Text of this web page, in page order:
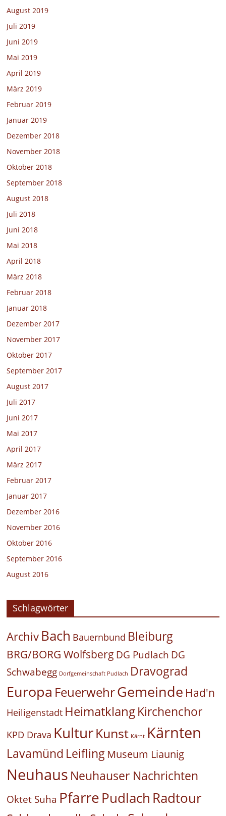
August 2019
Juli 2019
Juni 2019
Mai 2019
April 2019
März 2019
Februar 2019
Januar 2019
Dezember 2018
November 2018
Oktober 2018
September 2018
August 2018
Juli 2018
Juni 2018
Mai 2018
April 2018
März 2018
Februar 2018
Januar 2018
Dezember 2017
November 2017
Oktober 2017
September 2017
August 2017
Juli 2017
Juni 2017
Mai 2017
April 2017
März 2017
Februar 2017
Januar 2017
Dezember 2016
November 2016
Oktober 2016
September 2016
August 2016
Schlagwörter
Archiv Bach Bauernbund Bleiburg
BRG/BORG Wolfsberg DG Pudlach DG
Schwabegg Dorfgemeinschaft Pudlach Dravograd
Europa FeuerwehrGemeinde Had'n
Heiligenstadt HeimatklangKirchenchor
KPD Drava KulturKunst Kärnt Kärnten
Lavamünd Leifling Museum Liaunig
Neuhaus Neuhauser Nachrichten
Oktet Suha PfarrePudlach Radtour